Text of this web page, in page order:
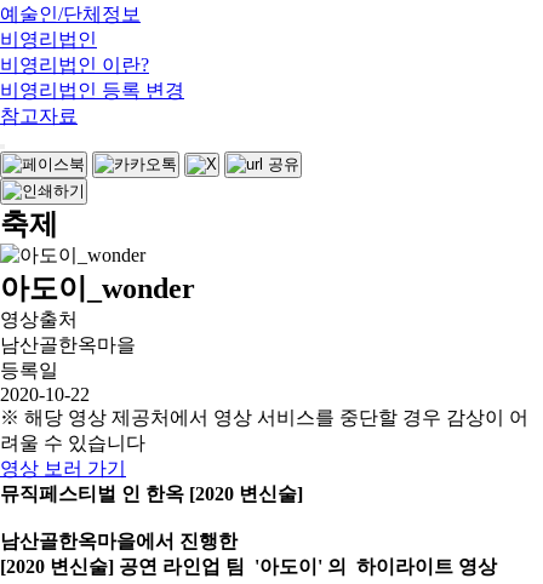
예술인/단체정보
비영리법인
비영리법인 이란?
비영리법인 등록 변경
참고자료
축제
아도이_wonder
영상출처
남산골한옥마을
등록일
2020-10-22
※ 해당 영상 제공처에서 영상 서비스를 중단할 경우 감상이 어
려울 수 있습니다
영상 보러 가기
뮤직페스티벌 인 한옥 [2020 변신술]
남산골한옥마을에서 진행한
[2020 변신술] 공연 라인업 팀 '아도이' 의 하이라이트 영상